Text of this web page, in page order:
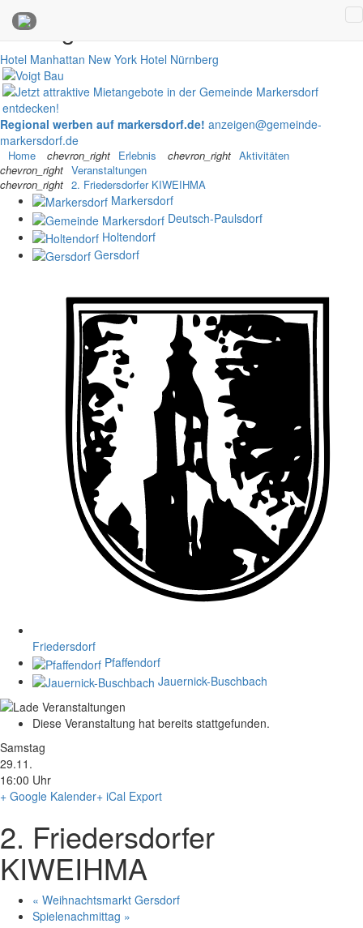
Anzeigen
Hotel Manhattan New York Hotel Nürnberg
Regional werben auf markersdorf.de! anzeigen@gemeinde-
markersdorf.de
Home chevron_right Erlebnis chevron_right Aktivitäten
chevron_right Veranstaltungen
chevron_right 2. Friedersdorfer KIWEIHMA
Markersdorf
Deutsch-Paulsdorf
Holtendorf
Gersdorf
Friedersdorf
Pfaffendorf
Jauernick-Buschbach
Diese Veranstaltung hat bereits stattgefunden.
Samstag
29.11.
16:00 Uhr
+ Google Kalender+ iCal Export
2. Friedersdorfer
KIWEIHMA
« Weihnachtsmarkt Gersdorf
Spielenachmittag »